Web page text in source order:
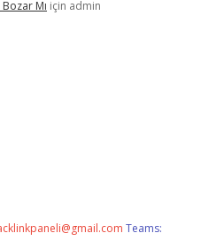
Mı için admin
Teams: